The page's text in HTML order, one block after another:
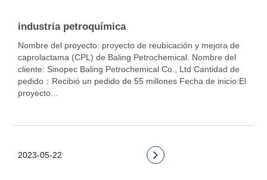
industria petroquímica
Nombre del proyecto: proyecto de reubicación y mejora de
caprolactama (CPL) de Baling Petrochemical. Nombre del
cliente: Sinopec Baling Petrochemical Co., Ltd Cantidad de
pedido：Recibió un pedido de 55 millones Fecha de inicio:El
proyecto...
2023-05-22